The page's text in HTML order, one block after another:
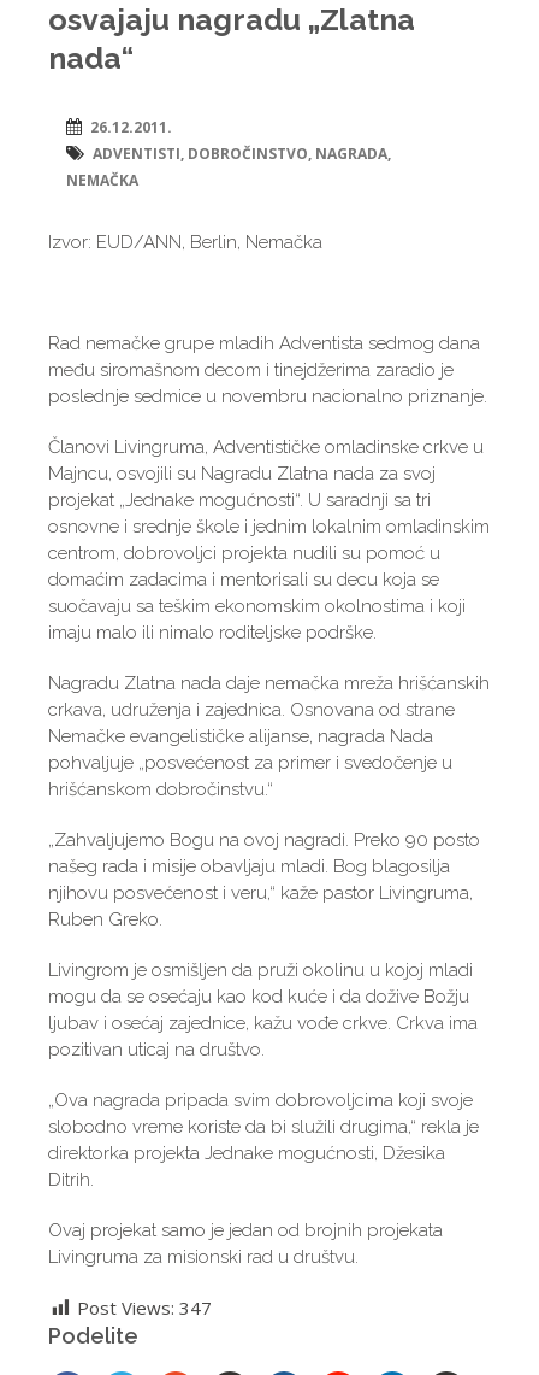
osvajaju nagradu „Zlatna
nada“
26.12.2011.
ADVENTISTI, DOBROČINSTVO, NAGRADA,
NEMAČKA
Izvor: EUD/ANN, Berlin, Nemačka
Rad nemačke grupe mladih Adventista sedmog dana
među siromašnom decom i tinejdžerima zaradio je
poslednje sedmice u novembru nacionalno priznanje.
Članovi Livingruma, Adventističke omladinske crkve u
Majncu, osvojili su Nagradu Zlatna nada za svoj
projekat „Jednake mogućnosti“. U saradnji sa tri
osnovne i srednje škole i jednim lokalnim omladinskim
centrom, dobrovoljci projekta nudili su pomoć u
domaćim zadacima i mentorisali su decu koja se
suočavaju sa teškim ekonomskim okolnostima i koji
imaju malo ili nimalo roditeljske podrške.
Nagradu Zlatna nada daje nemačka mreža hrišćanskih
crkava, udruženja i zajednica. Osnovana od strane
Nemačke evangelističke alijanse, nagrada Nada
pohvaljuje „posvećenost za primer i svedočenje u
hrišćanskom dobročinstvu.“
„Zahvaljujemo Bogu na ovoj nagradi. Preko 90 posto
našeg rada i misije obavljaju mladi. Bog blagosilja
njihovu posvećenost i veru,“ kaže pastor Livingruma,
Ruben Greko.
Livingrom je osmišljen da pruži okolinu u kojoj mladi
mogu da se osećaju kao kod kuće i da dožive Božju
ljubav i osećaj zajednice, kažu vođe crkve. Crkva ima
pozitivan uticaj na društvo.
„Ova nagrada pripada svim dobrovoljcima koji svoje
slobodno vreme koriste da bi služili drugima,“ rekla je
direktorka projekta Jednake mogućnosti, Džesika
Ditrih.
Ovaj projekat samo je jedan od brojnih projekata
Livingruma za misionski rad u društvu.
Post Views: 347
Podelite